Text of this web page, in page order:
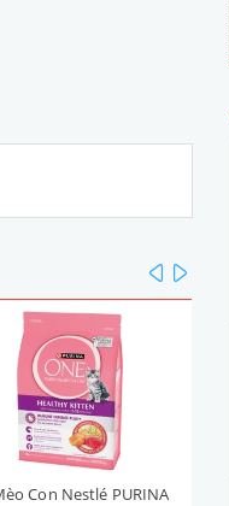
Con Nestlé PURINA
prev